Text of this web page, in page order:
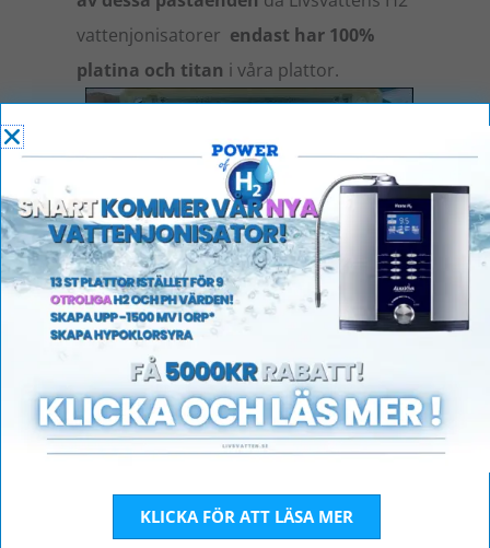
vattenjonisatorer endast har 100%
platina och titan i våra plattor.
Kangen distributörer visar bilder på
meshplattor ( som vi hade förr i våra H2
maskiner !) som släpper i platina,
tungmetaller såsom bly (och tydligen
och säljmöten så varsågod: Här kommer
en bild på en kangenmaskins plattor
KLICKA FÖR ATT LÄSA MER